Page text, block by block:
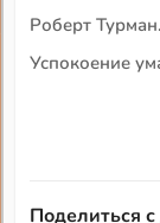
Роберт
Успокоение
Поделиться